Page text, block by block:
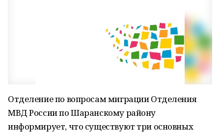
Отделение по вопросам миграции Отделения
МВД России по Шаранскому району
информирует, что существуют три основных